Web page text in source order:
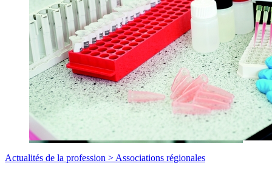
Actualités de la profession > Associations régionales